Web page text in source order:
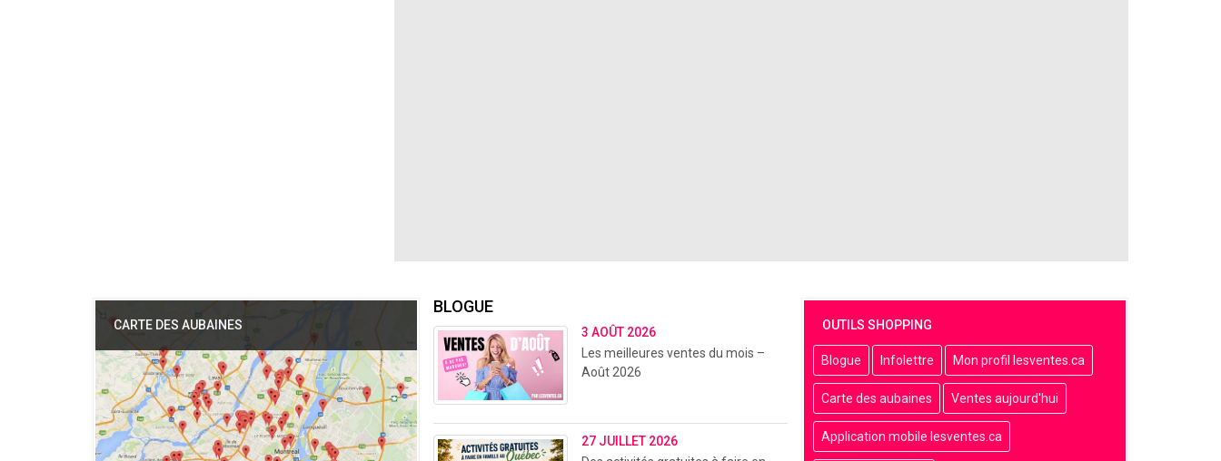
CARTE DES AUBAINES OUTILS SHOPPING
Blogue Infolettre Mon profil lesventes.ca
Carte des aubaines Ventes aujourd'hui
Application mobile lesventes.ca
BLOGUE
3 AOÛT 2026
Les meilleures ventes du mois –
Août 2026
27 JUILLET 2026